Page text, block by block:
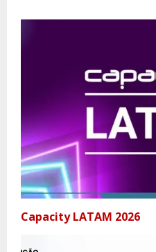
Capacity LATAM 2026